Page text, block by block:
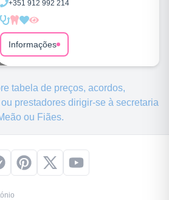
+351912 992 214
Informações
tabela de preços, acordos,
prestadores dirigir-se à secretaria
ou Fiães.